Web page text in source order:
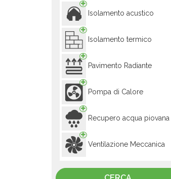
Isolamento acustico
Isolamento termico
Pavimento Radiante
Pompa di Calore
Recupero acqua piovana
Ventilazione Meccanica